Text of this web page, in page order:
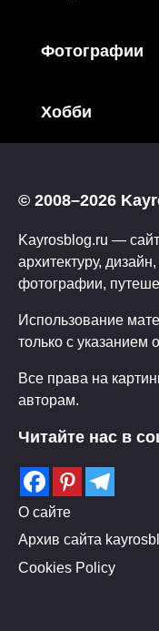
Фотографии
Хобби
© 2008–2026
Kayrosblog.ru —
архитектуру,
фотографии,
Использование
только с указанием
Все права на
авторам.
Читайте нас в
О сайте
Архив сайта
Cookies Policy